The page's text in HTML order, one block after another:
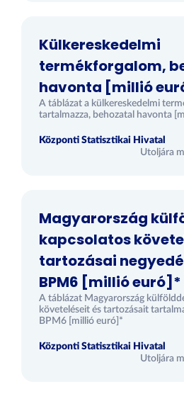
Külkereskedelmi
termékforgalom,
havonta [millió
A táblázat a külkereskedelmi
tartalmazza, behozatal havonta
Központi Statisztikai Hivatal
Utoljára
Magyarország
kapcsolatos
tartozásai
BPM6 [millió euró]*
A táblázat Magyarország
követeléseit és tartozásait
BPM6 [millió euró]*
Központi Statisztikai Hivatal
Utoljára